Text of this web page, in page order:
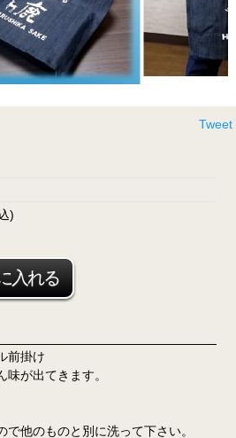
Tweet
)
前掛け
が出てきます。
他のものと別に洗って下さい。